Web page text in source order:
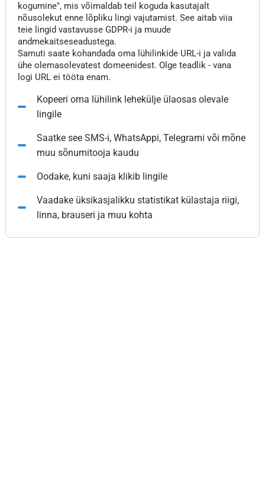
kogumine", mis võimaldab teil koguda kasutajalt
nõusolekut enne lõpliku lingi vajutamist. See aitab viia
teie lingid vastavusse GDPR-i ja muude
andmekaitseseadustega.
Samuti saate kohandada oma lühilinkide URL-i ja valida
ühe olemasolevatest domeenidest. Olge teadlik - vana
logi URL ei tööta enam.
Kopeeri oma lühilink lehekülje ülaosas olevale
lingile
Saatke see SMS-i, WhatsAppi, Telegrami või mõne
muu sõnumitooja kaudu
Oodake, kuni saaja klikib lingile
Vaadake üksikasjalikku statistikat külastaja riigi,
linna, brauseri ja muu kohta